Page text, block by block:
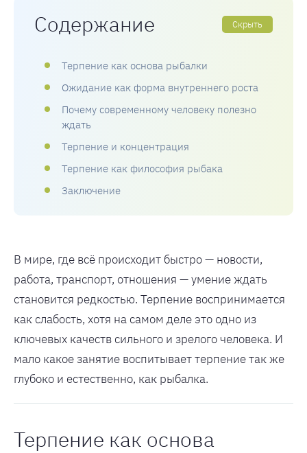
Содержание Скрыть
Терпение как основа рыбалки
Ожидание как форма внутреннего роста
Почему современному человеку полезно
ждать
Терпение и концентрация
Терпение как философия рыбака
Заключение
В мире, где всё происходит быстро — новости,
работа, транспорт, отношения — умение ждать
становится редкостью. Терпение воспринимается
как слабость, хотя на самом деле это одно из
ключевых качеств сильного и зрелого человека. И
мало какое занятие воспитывает терпение так же
глубоко и естественно, как рыбалка.
Терпение как основа